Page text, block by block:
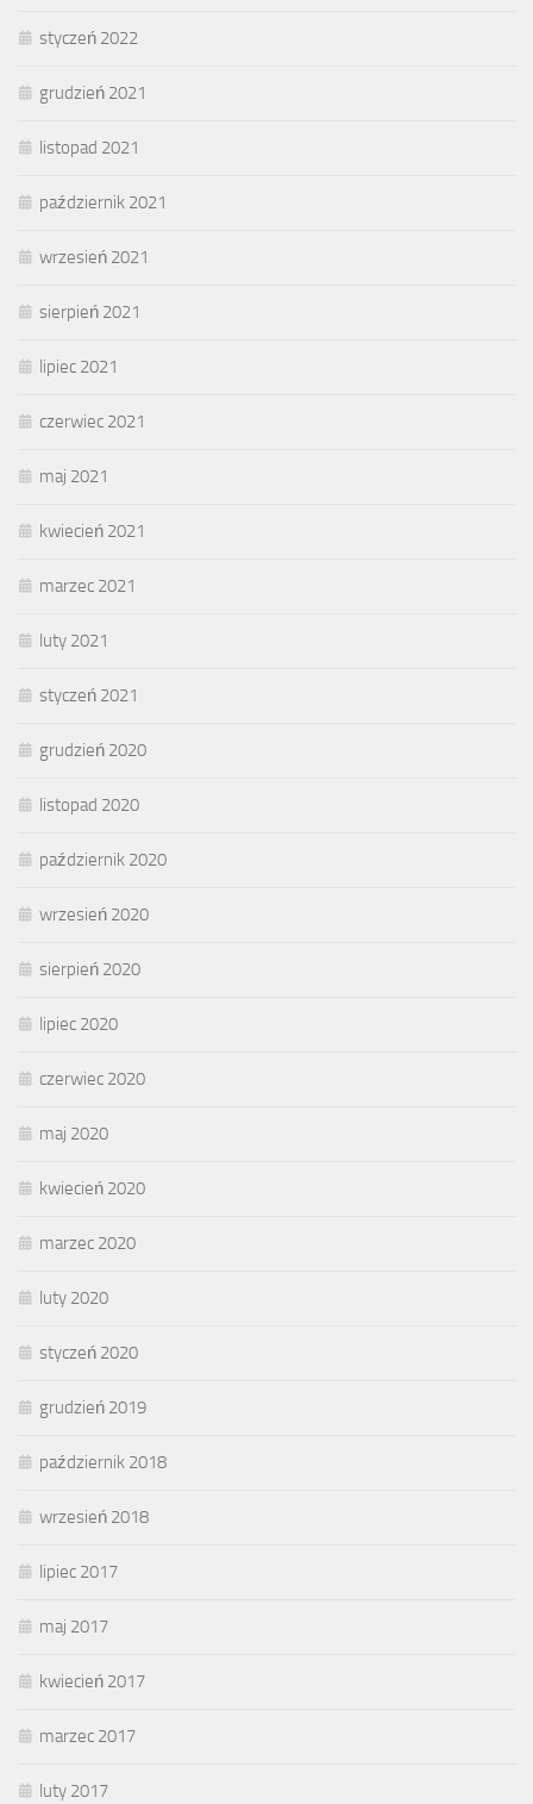
styczeń 2022
grudzień 2021
listopad 2021
październik 2021
wrzesień 2021
sierpień 2021
lipiec 2021
czerwiec 2021
maj 2021
kwiecień 2021
marzec 2021
luty 2021
styczeń 2021
grudzień 2020
listopad 2020
październik 2020
wrzesień 2020
sierpień 2020
lipiec 2020
czerwiec 2020
maj 2020
kwiecień 2020
marzec 2020
luty 2020
styczeń 2020
grudzień 2019
październik 2018
wrzesień 2018
lipiec 2017
maj 2017
kwiecień 2017
marzec 2017
luty 2017